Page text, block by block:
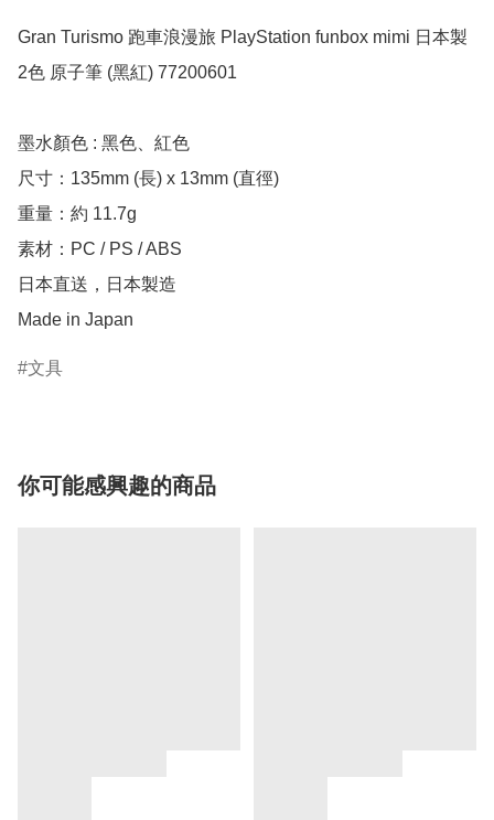
Gran Turismo 跑車浪漫旅 PlayStation funbox mimi 日本製
2色 原子筆 (黑紅) 77200601
墨水顏色 : 黑色、紅色
尺寸：135mm (長) x 13mm (直徑)
重量：約 11.7g
素材：PC / PS / ABS
日本直送，日本製造
Made in Japan
文具
你可能感興趣的商品